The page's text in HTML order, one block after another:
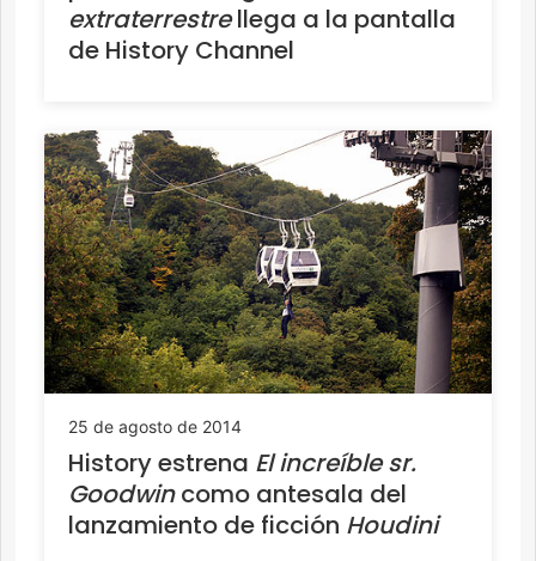
extraterrestrellega a la pantalla
de History Channel
25 de agosto de 2014
History estrena El increíble sr.
Goodwincomo antesala del
lanzamiento de ficción Houdini